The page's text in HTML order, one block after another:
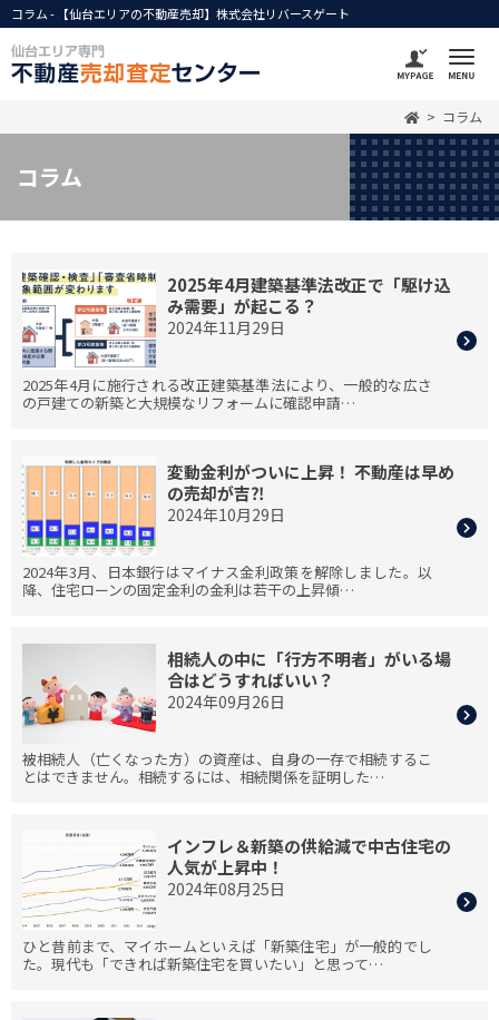
コラム - 【仙台エリアの不動産売却】株式会社リバースゲート
コラム
コラム
2025年4月建築基準法改正で「駆け込
み需要」が起こる？
2024年11月29日
2025年4月に施行される改正建築基準法により、一般的な広さ
の戸建ての新築と大規模なリフォームに確認申請…
変動金利がついに上昇！ 不動産は早め
の売却が吉⁈
2024年10月29日
2024年3月、日本銀行はマイナス金利政策を解除しました。以
降、住宅ローンの固定金利の金利は若干の上昇傾…
相続人の中に「行方不明者」がいる場
合はどうすればいい？
2024年09月26日
被相続人（亡くなった方）の資産は、自身の一存で相続するこ
とはできません。相続するには、相続関係を証明した…
インフレ＆新築の供給減で中古住宅の
人気が上昇中！
2024年08月25日
ひと昔前まで、マイホームといえば「新築住宅」が一般的でし
た。現代も「できれば新築住宅を買いたい」と思って…